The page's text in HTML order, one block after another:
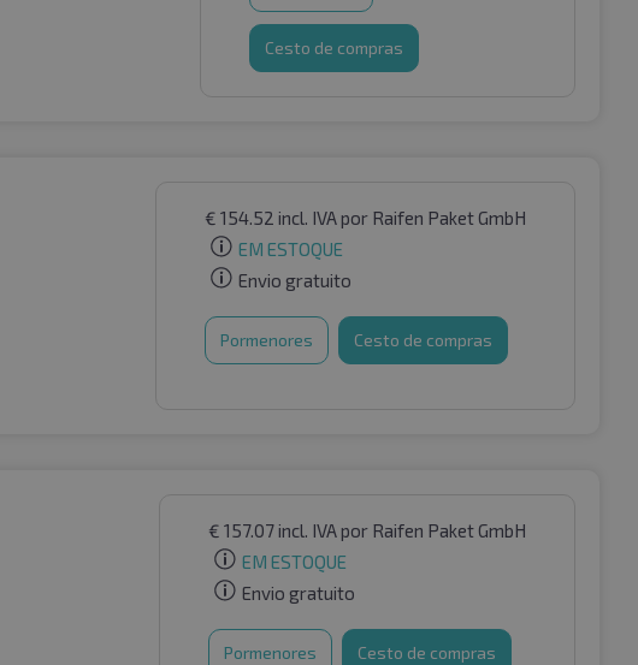
Cesto de compras
€ 154.52 incl. IVApor Raifen Paket GmbH
EM ESTOQUE
Envio gratuito
Pormenores Cesto de compras
€ 157.07incl. IVApor Raifen Paket GmbH
EM ESTOQUE
Envio gratuito
Pormenores Cesto de compras